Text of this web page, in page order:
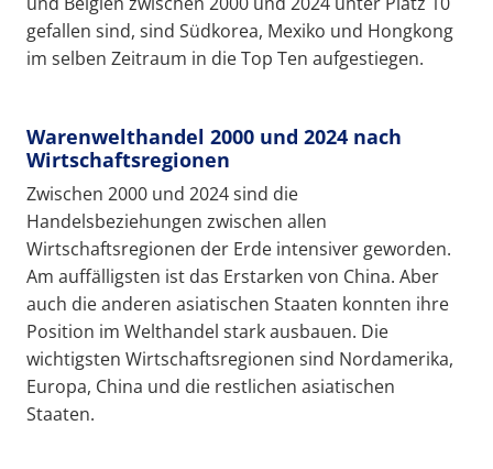
gefallen sind, sind Südkorea, Mexiko und Hongkong
im selben Zeitraum in die Top Ten aufgestiegen.
Warenwelthandel 2000 und 2024 nach
Wirtschaftsregionen
Zwischen 2000 und 2024 sind die
Handelsbeziehungen zwischen allen
Wirtschaftsregionen der Erde intensiver geworden.
Am auffälligsten ist das Erstarken von China. Aber
auch die anderen asiatischen Staaten konnten ihre
Position im Welthandel stark ausbauen. Die
wichtigsten Wirtschaftsregionen sind Nordamerika,
Europa, China und die restlichen asiatischen
Staaten.